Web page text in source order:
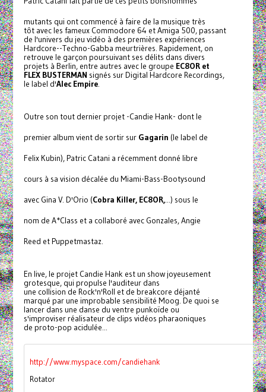
mutants qui ont commencé à faire de la musique très
tôt avec les fameux Commodore 64 et Amiga 500, passant
de l'univers du jeu vidéo à des premières expériences
Hardcore--Techno-Gabba meurtrières. Rapidement, on
retrouve le garçon poursuivant ses délits dans divers
projets à Berlin, entre autres avec le groupe EC8OR et
FLEX BUSTERMAN signés sur Digital Hardcore Recordings,
le label d'Alec Empire.
Outre son tout dernier projet -Candie Hank- dont le
premier album vient de sortir sur Gagarin (le label de
Felix Kubin), Patric Catani a récemment donné libre
cours à sa vision décalée du Miami-Bass-Bootysound
avec Gina V. D'Orio (Cobra Killer, EC8OR,...) sous le
nom de A*Class et a collaboré avec Gonzales, Angie
Reed et Puppetmastaz.
En live, le projet Candie Hank est un show joyeusement
grotesque, qui propulse l'auditeur dans
une collision de Rock'n'Roll et de breakcore déjanté
marqué par une improbable sensibilité Moog. De quoi se
lancer dans une danse du ventre punkoïde ou
s'improviser réalisateur de clips vidéos pharaoniques
de proto-pop acidulée...
http://www.myspace.com/candiehank
Rotator